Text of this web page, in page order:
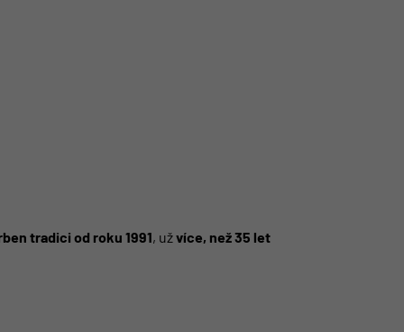
tradici od roku 1991, užvíce, než 35 let